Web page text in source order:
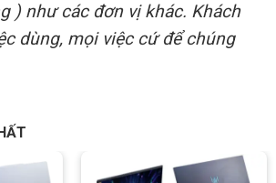
) như các đơn vị khác. Khách
dùng, mọi việc cứ để chúng